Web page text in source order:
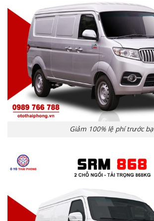
Giảm 100% lệ phí trước bạ